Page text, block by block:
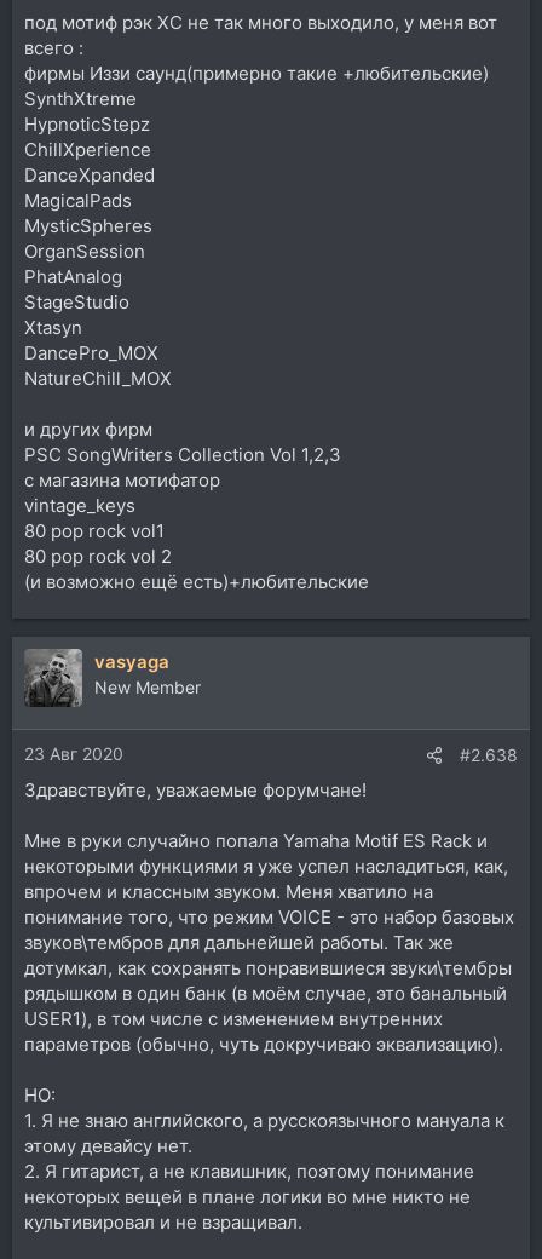
под мотиф рэк ХС не так много выходило, у меня вот
всего :
фирмы Иззи саунд(примерно такие +любительские)
SynthXtreme
HypnoticStepz
ChillXperience
DanceXpanded
MagicalPads
MysticSpheres
OrganSession
PhatAnalog
StageStudio
Xtasyn
DancePro_MOX
NatureChill_MOX
и других фирм
PSC SongWriters Collection Vol 1,2,3
c магазина мотифатор
vintage_keys
80 pop rock vol1
80 pop rock vol 2
(и возможно ещё есть)+любительские
vasyaga
New Member
23 Авг 2020 #2.638
Здравствуйте, уважаемые форумчане!
Мне в руки случайно попала Yamaha Motif ES Rack и
некоторыми функциями я уже успел насладиться, как,
впрочем и классным звуком. Меня хватило на
понимание того, что режим VOICE - это набор базовых
звуков\тембров для дальнейшей работы. Так же
дотумкал, как сохранять понравившиеся звуки\тембры
рядышком в один банк (в моём случае, это банальный
USER1), в том числе с изменением внутренних
параметров (обычно, чуть докручиваю эквализацию).
НО:
1. Я не знаю английского, а русскоязычного мануала к
этому девайсу нет.
2. Я гитарист, а не клавишник, поэтому понимание
некоторых вещей в плане логики во мне никто не
культивировал и не взращивал.